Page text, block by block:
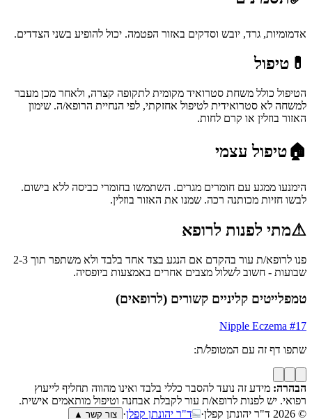
אדמומיות, גרד, יובש וסדקים באזור הפטמה. יכול להופיע בשני הצדדים.
💊 טיפול
הטיפול כולל משחת סטרואיד מקומית לתקופה קצרה, ולאחר מכן מעבר
למשחה לא סטרואידית לטיפול אחזקתי, לפי הנחיית הרופא/ה. שימון
האזור בוזלין או קרם לחות.
🏠טיפול עצמי
הימנעו ממגע עם חומרים מגרים. השתמשו בחומרי כביסה ללא בישום.
לבשו חזיות מכותנה רכה. שמנו את האזור בוזלין.
⚠מתי לפנות לרופא
פנו לרופא/ת עור בהקדם אם הנגע בצד אחד בלבד ולא משתפר תוך 2-3
שבועות - חשוב לשלול מצבים אחרים באמצעות ביופסיה.
טמפלייטים קליניים קשורים (לרופאים)
#17
Nipple Eczema
שתפו דף זה עם המטופל/ת:
הבהרה: מידע זה נועד להסבר כללי בלבד ואינו מהווה תחליף לייעוץ
רפואי. יש לפנות לרופא/ת עור לקבלת אבחנה וטיפול מותאמים אישית.
© 2026
ד"ר יהונתן קפלן· ד"ר יהונתן קפלן· צור קשר ▲